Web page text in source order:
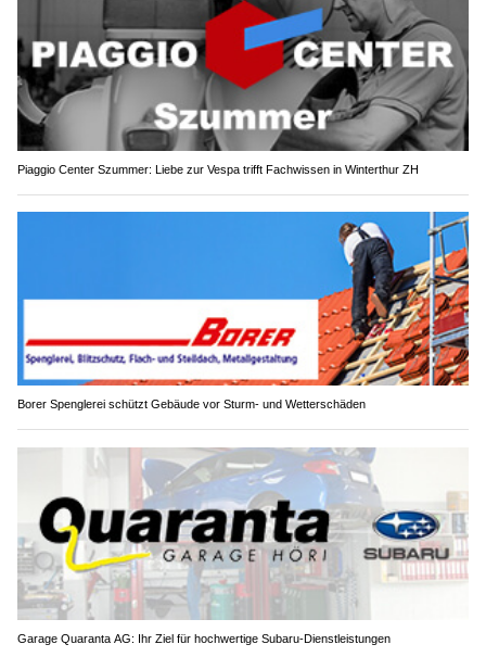
Piaggio Center Szummer: Liebe zur Vespa trifft Fachwissen in Winterthur ZH
Borer Spenglerei schützt Gebäude vor Sturm- und Wetterschäden
Garage Quaranta AG: Ihr Ziel für hochwertige Subaru-Dienstleistungen